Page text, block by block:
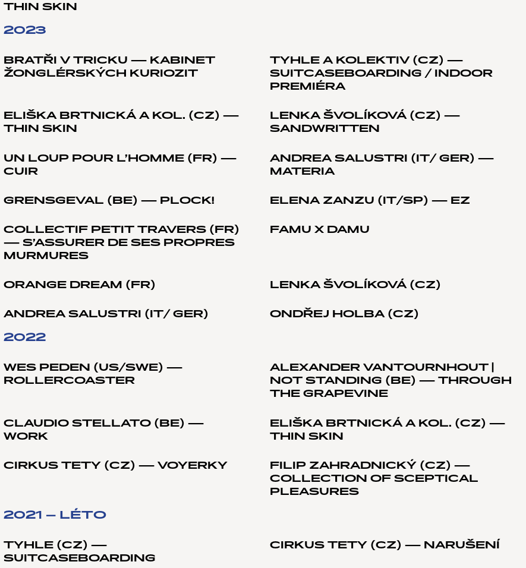
THIN SKIN
2023
BRATŘI V TRICKU — KABINET
ŽONGLÉRSKÝCH KURIOZIT
TYHLE A KOLEKTIV (CZ) —
SUITCASEBOARDING / INDOOR
PREMIÉRA
ELIŠKA BRTNICKÁ A KOL. (CZ) —
THIN SKIN
LENKA ŠVOLÍKOVÁ (CZ) —
SANDWRITTEN
UN LOUP POUR L’HOMME (FR) —
CUIR
ANDREA SALUSTRI (IT/ GER) —
MATERIA
GRENSGEVAL (BE) — PLOCK! ELENA ZANZU (IT/SP) — EZ
COLLECTIF PETIT TRAVERS (FR)
— S’ASSURER DE SES PROPRES
MURMURES
FAMU X DAMU
ORANGE DREAM (FR) LENKA ŠVOLÍKOVÁ (CZ)
ANDREA SALUSTRI (IT/ GER) ONDŘEJ HOLBA (CZ)
2022
WES PEDEN (US/SWE) —
ROLLERCOASTER
ALEXANDER VANTOURNHOUT |
NOT STANDING (BE) — THROUGH
THE GRAPEVINE
CLAUDIO STELLATO (BE) —
WORK
ELIŠKA BRTNICKÁ A KOL. (CZ) —
THIN SKIN
CIRKUS TETY (CZ) — VOYERKY
FILIP ZAHRADNICKÝ (CZ) —
COLLECTION OF SCEPTICAL
PLEASURES
2021 – LÉTO
TYHLE (CZ) —
SUITCASEBOARDING
CIRKUS TETY (CZ) — NARUŠENÍ